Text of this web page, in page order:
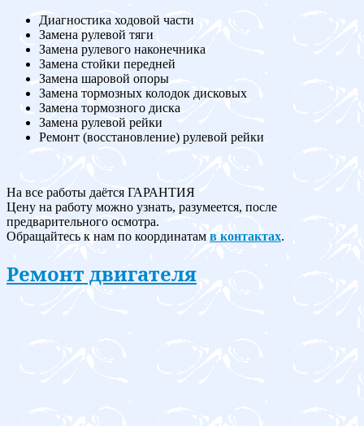
Диагностика ходовой части
Замена рулевой тяги
Замена рулевого наконечника
Замена стойки передней
Замена шаровой опоры
Замена тормозных колодок дисковых
Замена тормозного диска
Замена рулевой рейки
Ремонт (восстановление) рулевой рейки
На все работы даётся ГАРАНТИЯ
Цену на работу можно узнать, разумеется, после
предварительного осмотра.
Обращайтесь к нам по координатам в контактах.
Ремонт двигателя